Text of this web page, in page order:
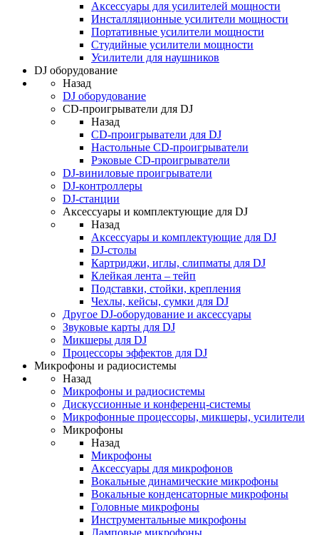
Аксессуары для усилителей мощности
Инсталляционные усилители мощности
Портативные усилители мощности
Студийные усилители мощности
Усилители для наушников
DJ оборудование
Назад
DJ оборудование
CD-проигрыватели для DJ
Назад
CD-проигрыватели для DJ
Настольные CD-проигрыватели
Рэковые CD-проигрыватели
DJ-виниловые проигрыватели
DJ-контроллеры
DJ-станции
Аксессуары и комплектующие для DJ
Назад
Аксессуары и комплектующие для DJ
DJ-столы
Картриджи, иглы, слипматы для DJ
Клейкая лента – тейп
Подставки, стойки, крепления
Чехлы, кейсы, сумки для DJ
Другое DJ-оборудование и аксессуары
Звуковые карты для DJ
Микшеры для DJ
Процессоры эффектов для DJ
Микрофоны и радиосистемы
Назад
Микрофоны и радиосистемы
Дискуссионные и конференц-системы
Микрофонные процессоры, микшеры, усилители
Микрофоны
Назад
Микрофоны
Аксессуары для микрофонов
Вокальные динамические микрофоны
Вокальные конденсаторные микрофоны
Головные микрофоны
Инструментальные микрофоны
Ламповые микрофоны